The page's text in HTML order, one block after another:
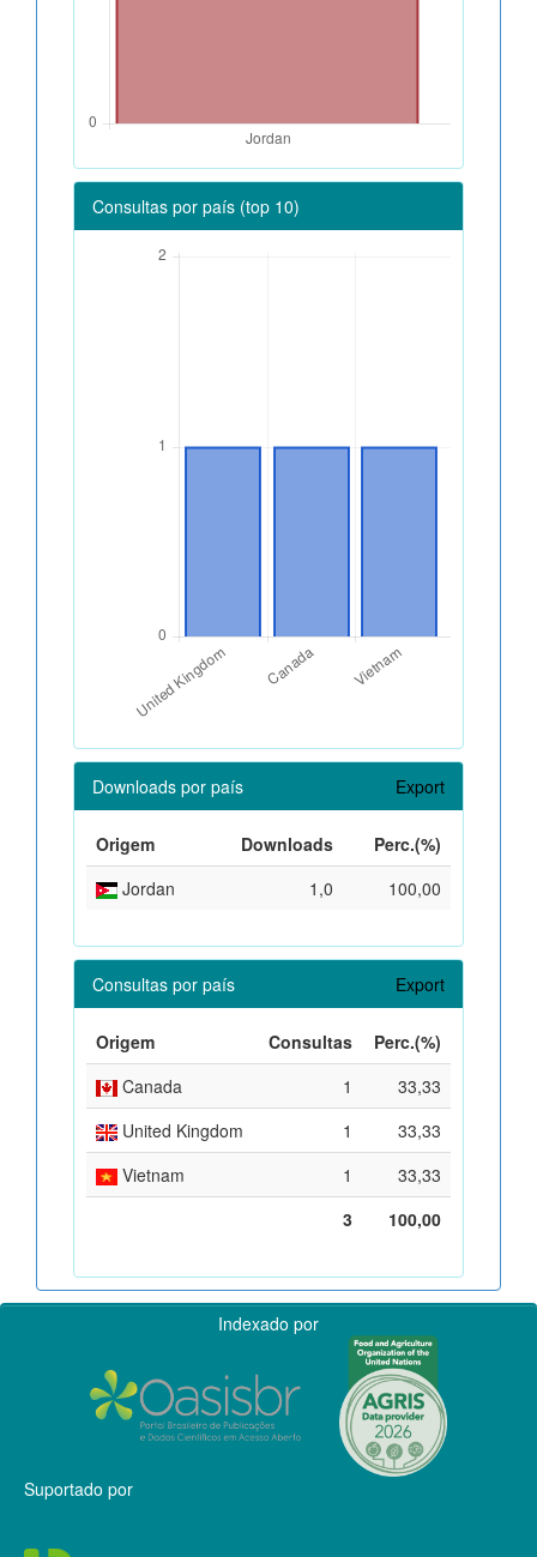
Consultas por país (top 10)
Downloads por país Export
Origem Downloads
Perc.(%)
Jordan
1,0 100,00
Consultas por país Export
Origem Consultas
Perc.(%)
Canada
1
33,33
United Kingdom
1
33,33
Vietnam
1
33,33
3
100,00
Indexado por
Suportado por